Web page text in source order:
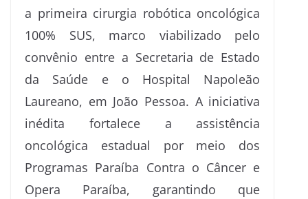
a primeira cirurgia robótica oncológica
100% SUS, marco viabilizado pelo
convênio entre a Secretaria de Estado
da Saúde e o Hospital Napoleão
Laureano, em João Pessoa. A iniciativa
inédita fortalece a assistência
oncológica estadual por meio dos
Programas Paraíba Contra o Câncer e
Opera Paraíba, garantindo que